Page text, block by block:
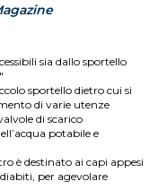
sia dallo sportello
sportello dietro cui si
di varie utenze
di scarico
potabile e
è destinato ai capi appesi
per agevolare